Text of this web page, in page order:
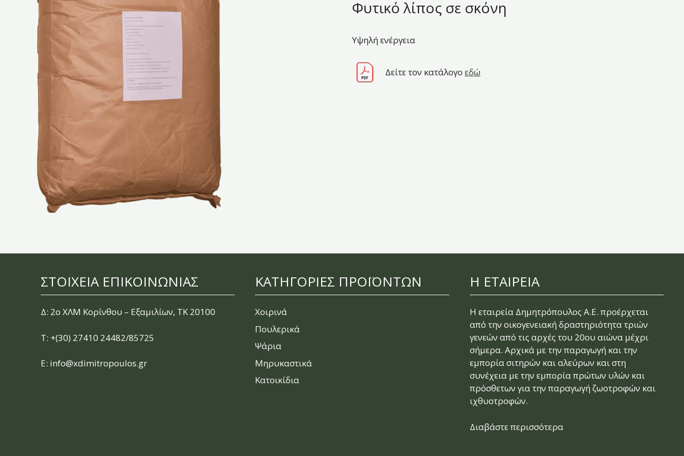
Φυτικό λίπος σε σκόνη
Υψηλή ενέργεια
Δείτε τον κατάλογοεδώ
ΣΤΟΙΧΕΙΑ ΕΠΙΚΟΙΝΩΝΙΑΣ
Δ: 2ο ΧΛΜ Κορίνθου – Εξαμιλίων, ΤΚ 20100
Τ: +(30) 27410 24482/85725
E: info@xdimitropoulos.gr
ΚΑΤΗΓΟΡΙΕΣ ΠΡΟΪΟΝΤΩΝ
Χοιρινά
Πουλερικά
Ψάρια
Μηρυκαστικά
Κατοικίδια
Η ΕΤΑΙΡΕΙΑ
Η εταιρεία Δημητρόπουλος Α.Ε. προέρχεται
από την οικογενειακή δραστηριότητα τριών
γενεών από τις αρχές του 20ου αιώνα μέχρι
σήμερα. Αρχικά με την παραγωγή και την
εμπορία σιτηρών και αλεύρων και στη
συνέχεια με την εμπορία πρώτων υλών και
πρόσθετων για την παραγωγή ζωοτροφών και
ιχθυοτροφών.
Διαβάστε περισσότερα